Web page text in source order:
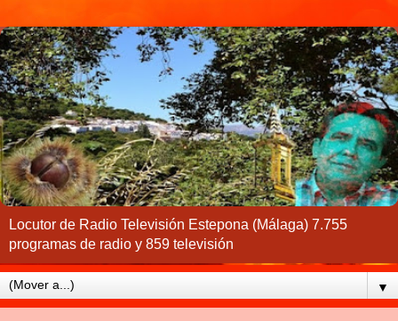
Locutor de Radio Televisión Estepona (Málaga) 7.755
programas de radio y 859 televisión
▼